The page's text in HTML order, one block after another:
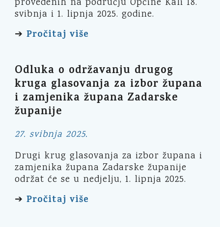
provedenih na području Općine Kali 18.
svibnja i 1. lipnja 2025. godine.
➔ Pročitaj više
Odluka o održavanju drugog
kruga glasovanja za izbor župana
i zamjenika župana Zadarske
županije
27. svibnja 2025.
Drugi krug glasovanja za izbor župana i
zamjenika župana Zadarske županije
održat će se u nedjelju, 1. lipnja 2025.
➔ Pročitaj više